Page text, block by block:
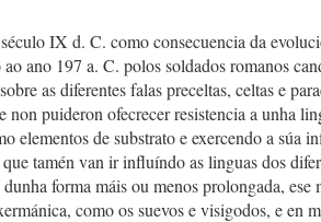
IX d. C. como consecuencia da
ano 197 a. C. polos soldados romanos
as diferentes falas preceltas, celtas e
non puideron ofecrecer resistencia a unha
elementos de substrato e exercendo a súa
tamén van ir influíndo as linguas dos
forma máis ou menos prolongada, ese
como os suevos e visigodos, e en